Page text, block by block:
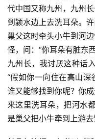
代中国又称九州，九州
到颍水边上去洗耳朵。
巢父这时牵头小牛到河
怪，问：“你耳朵有脏东
九州长，我讨厌这种话
“假如你一向住在高山深
谁又能够找到你呢？你
来这里洗耳朵，把河水
是巢父把小牛牵到上游去